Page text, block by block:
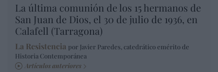
La última comunión de los 15 hermanos de
San Juan de Dios, el 30 de julio de 1936, en
Calafell (Tarragona)
La Resistencia por Javier Paredes, catedrático emérito de
Historia Contemporánea
Artículos anteriores